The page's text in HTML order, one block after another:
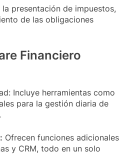
presentación de impuestos,
de las obligaciones
Financiero
Incluye herramientas como
para la gestión diaria de
Ofrecen funciones adicionales
y CRM, todo en un solo